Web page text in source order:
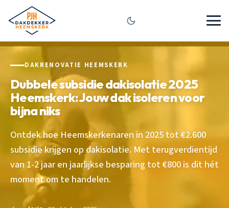
DAKRENOVATIE HEEMSKERK
Dubbele subsidie dakisolatie 2025
Heemskerk: Jouw dak isoleren voor
bijna niks
Ontdek hoe Heemskerkenaren in 2025 tot €2.600
subsidie krijgen op dakisolatie. Met terugverdientijd
van 1-2 jaar en jaarlijkse besparing tot €800 is dit hét
moment om te handelen.